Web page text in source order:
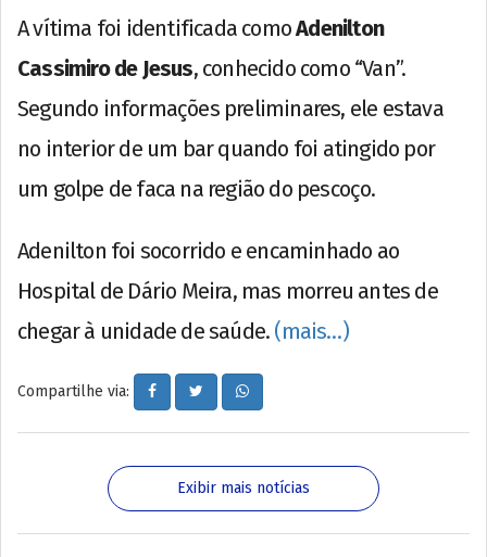
A vítima foi identificada comoAdenilton
Cassimiro de Jesus, conhecido como “Van”.
Segundo informações preliminares, ele estava
no interior de um bar quando foi atingido por
um golpe de faca na região do pescoço.
Adenilton foi socorrido e encaminhado ao
Hospital de Dário Meira, mas morreu antes de
chegar à unidade de saúde. (mais…)
Compartilhe via:
Exibir mais notícias